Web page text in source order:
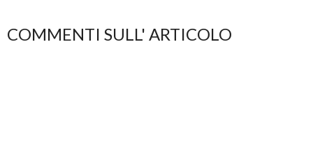
COMMENTI SULL' ARTICOLO